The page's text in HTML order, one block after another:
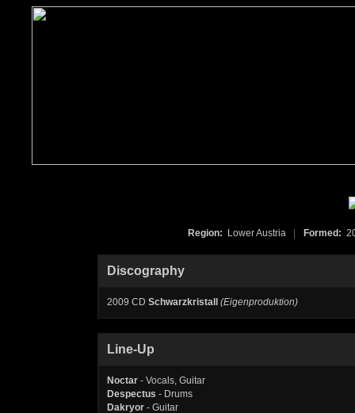
Region: Lower Austria Formed:
Discography
2009 CD Schwarzkristall (Eigenproduktion)
Line-Up
Noctar - Vocals, Guitar
Despectus - Drums
Dakryor - Guitar